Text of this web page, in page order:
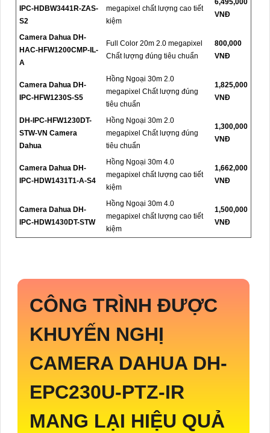
IPC-HDBW3441R-ZAS-
S2
megapixel chất lượng cao tiết
kiệm
6,495,000
VNĐ
Camera Dahua DH-
HAC-HFW1200CMP-IL-
A
Full Color 20m 2.0 megapixel
Chất lượng đúng tiêu chuẩn
800,000
VNĐ
Camera Dahua DH-
IPC-HFW1230S-S5
Hồng Ngoại 30m 2.0
megapixel Chất lượng đúng
tiêu chuẩn
1,825,000
VNĐ
DH-IPC-HFW1230DT-
STW-VN Camera
Dahua
Hồng Ngoại 30m 2.0
megapixel Chất lượng đúng
tiêu chuẩn
1,300,000
VNĐ
Camera Dahua DH-
IPC-HDW1431T1-A-S4
Hồng Ngoại 30m 4.0
megapixel chất lượng cao tiết
kiệm
1,662,000
VNĐ
Camera Dahua DH-
IPC-HDW1430DT-STW
Hồng Ngoại 30m 4.0
megapixel chất lượng cao tiết
kiệm
1,500,000
VNĐ
CÔNG TRÌNH ĐƯỢC
KHUYẾN NGHỊ
CAMERA DAHUA DH-
EPC230U-PTZ-IR
MANG LẠI HIỆU QUẢ